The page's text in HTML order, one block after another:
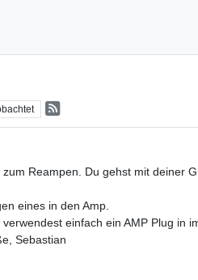
Reampen. Du gehst mit deiner
eines in den Amp.
einfach ein AMP Plug in
Sebastian